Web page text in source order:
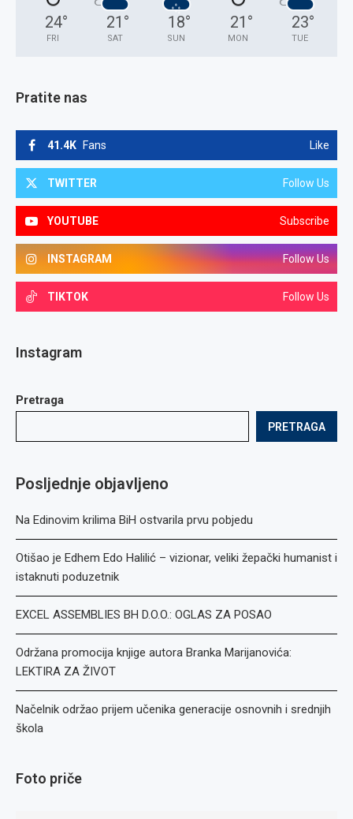
24°
FRI
21 °
SAT
18°
SUN
21 °
MON
23°
TUE
Pratite nas
41.4K Fans Like
TWITTER Follow Us
YOUTUBE Subscribe
INSTAGRAM Follow Us
TIKTOK Follow Us
Instagram
Pretraga
PRETRAGA
Posljednje objavljeno
Na Edinovim krilima BiH ostvarila prvu pobjedu
Otišao je Edhem Edo Halilić – vizionar, veliki žepački humanist i
istaknuti poduzetnik
EXCEL ASSEMBLIES BH D.O.O.: OGLAS ZA POSAO
Održana promocija knjige autora Branka Marijanovića:
LEKTIRA ZA ŽIVOT
Načelnik održao prijem učenika generacije osnovnih i srednjih
škola
Foto priče